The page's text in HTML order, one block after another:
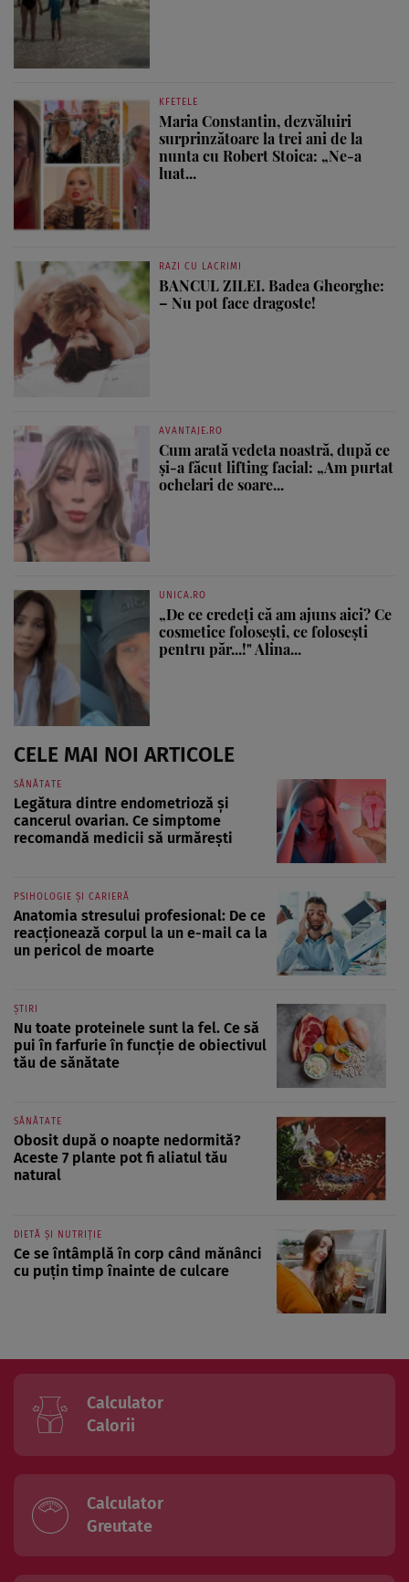
KFETELE
Maria Constantin, dezvăluiri
surprinzătoare la trei ani de la
nunta cu Robert Stoica: „Ne-a
luat...
RAZI CU LACRIMI
BANCUL ZILEI. Badea Gheorghe:
– Nu pot face dragoste!
AVANTAJE.RO
Cum arată vedeta noastră, după ce
și-a făcut lifting facial: „Am purtat
ochelari de soare...
UNICA.RO
„De ce credeți că am ajuns aici? Ce
cosmetice folosești, ce folosești
pentru păr...!" Alina...
CELE MAI NOI ARTICOLE
SĂNĂTATE
Legătura dintre endometrioză și
cancerul ovarian. Ce simptome
recomandă medicii să urmărești
PSIHOLOGIE ȘI CARIERĂ
Anatomia stresului profesional: De ce
reacționează corpul la un e-mail ca la
un pericol de moarte
ȘTIRI
Nu toate proteinele sunt la fel. Ce să
pui în farfurie în funcție de obiectivul
tău de sănătate
SĂNĂTATE
Obosit după o noapte nedormită?
Aceste 7 plante pot fi aliatul tău
natural
DIETĂ ȘI NUTRIȚIE
Ce se întâmplă în corp când mănânci
cu puțin timp înainte de culcare
Calculator
Calorii
Calculator
Greutate